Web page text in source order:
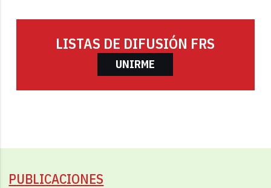
LISTAS DE DIFUSIÓN FRS
UNIRME
PUBLICACIONES